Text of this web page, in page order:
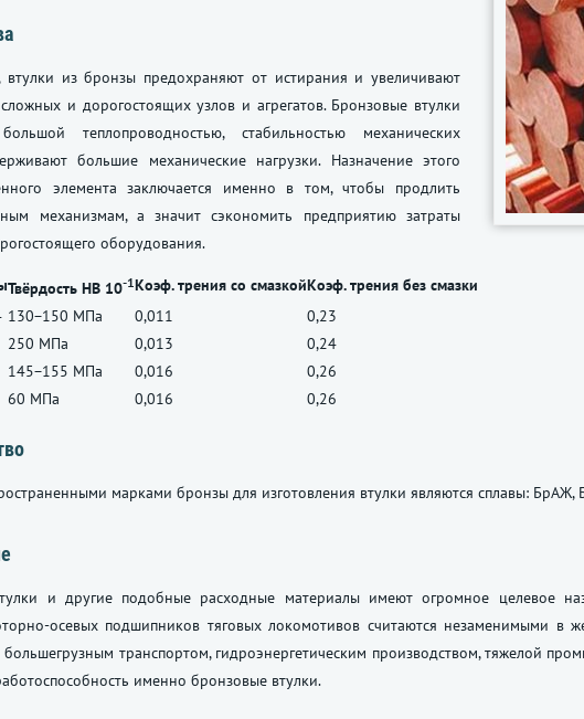
втулки из бронзы предохраняют от истирания и увеличивают
и дорогостоящих узлов и агрегатов. Бронзовые втулки
теплопроводностью, стабильностью механических
большие механические нагрузки. Назначение этого
элемента заключается именно в том, чтобы продлить
механизмам, а значит сэкономить предприятию затраты
оборудования.
Твёрдость НВ 10-1Коэф. трения со смазкойКоэф. трения без смазки
130−150 МПа 0,011
0,23
250 МПа
0,013
0,24
145−155 МПа
0,016
0,26
60 МПа
0,016 0,26
марками бронзы для изготовления втулки являются сплавы:
и другие подобные расходные материалы имеют огромное целевое
осевых подшипников тяговых локомотивов считаются незаменимыми в
большегрузным транспортом, гидроэнергетическим производством, тяжелой
именно бронзовые втулки.